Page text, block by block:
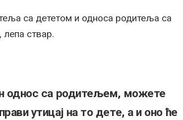
са дететом и односа родитеља са
ствар.
однос са родитељем, можете
утицај на то дете, а и оно ће